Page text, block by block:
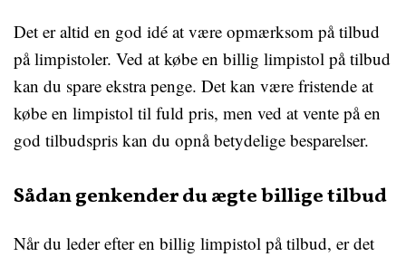
Det er altid en god idé at være opmærksom på tilbud
på limpistoler. Ved at købe en billig limpistol på tilbud
kan du spare ekstra penge. Det kan være fristende at
købe en limpistol til fuld pris, men ved at vente på en
god tilbudspris kan du opnå betydelige besparelser.
Sådan genkender du ægte billige tilbud
Når du leder efter en billig limpistol på tilbud, er det